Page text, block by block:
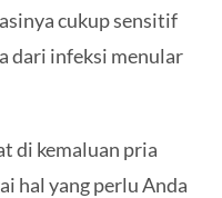
cukup sensitif
dari infeksi menular
di kemaluan pria
hal yang perlu Anda